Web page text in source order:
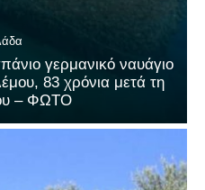
γερμανικό ναυάγιο
83 χρόνια μετά τη
– ΦΩΤΟ